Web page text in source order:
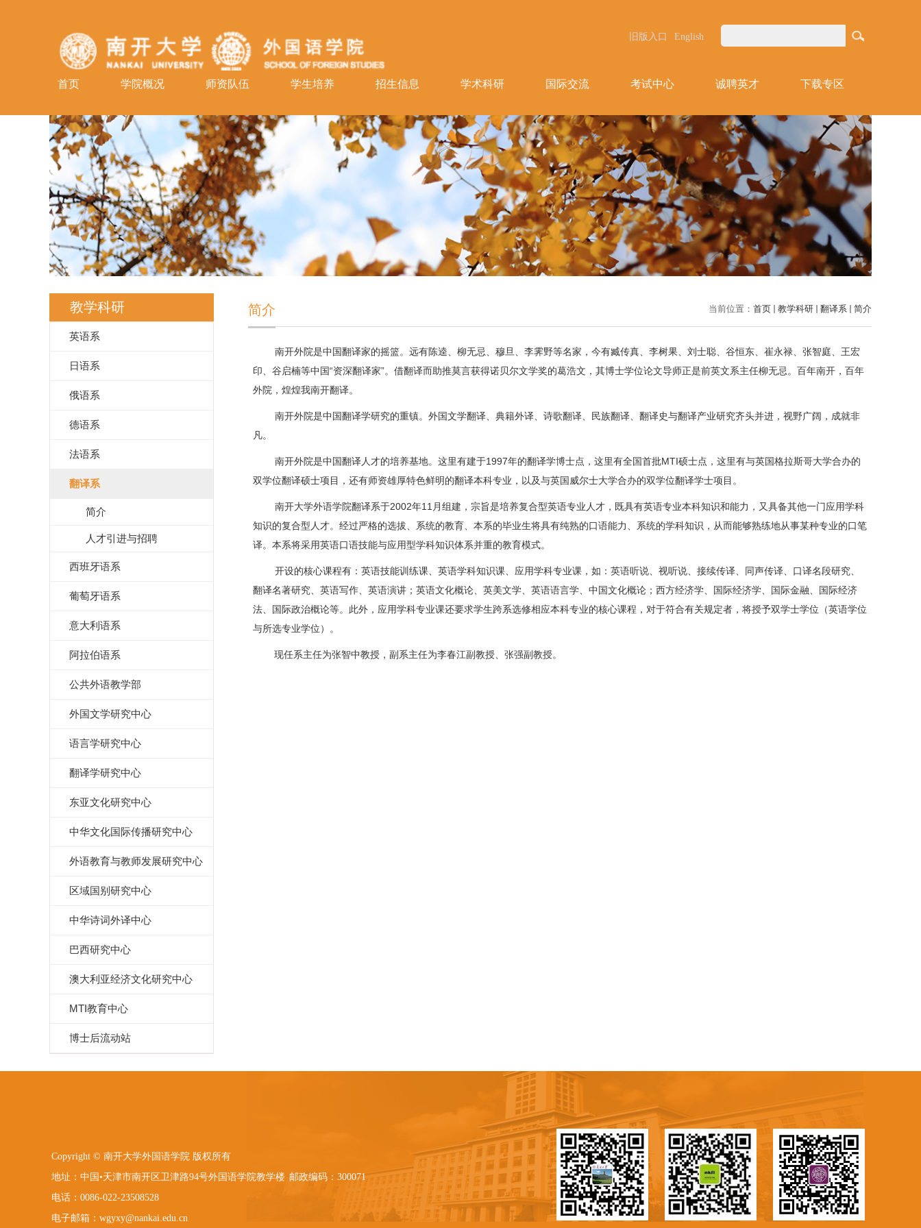
旧版入口 English
首页 学院概况 师资队伍 学生培养 招生信息 学术科研 国际交流 考试中心 诚聘英才 下载专区
教学科研
英语系
日语系
俄语系
德语系
法语系
翻译系
简介
人才引进与招聘
西班牙语系
葡萄牙语系
意大利语系
阿拉伯语系
公共外语教学部
外国文学研究中心
语言学研究中心
翻译学研究中心
东亚文化研究中心
中华文化国际传播研究中心
外语教育与教师发展研究中心
区域国别研究中心
中华诗词外译中心
巴西研究中心
澳大利亚经济文化研究中心
MTI教育中心
博士后流动站
当前位置： 首页 教学科研 翻译系 简介
简介
南开外院是中国翻译家的摇篮。远有陈逵、柳无忌、穆旦、李霁野等名家，今有臧传真、李树果、刘士聪、谷恒东、崔永禄、张智庭、王宏
印、谷启楠等中国“资深翻译家”。借翻译而助推莫言获得诺贝尔文学奖的葛浩文，其博士学位论文导师正是前英文系主任柳无忌。百年南开，百年
外院，煌煌我南开翻译。
南开外院是中国翻译学研究的重镇。外国文学翻译、典籍外译、诗歌翻译、民族翻译、翻译史与翻译产业研究齐头并进，视野广阔，成就非
凡。
南开外院是中国翻译人才的培养基地。这里有建于1997年的翻译学博士点，这里有全国首批MTI硕士点，这里有与英国格拉斯哥大学合办的
双学位翻译硕士项目，还有师资雄厚特色鲜明的翻译本科专业，以及与英国威尔士大学合办的双学位翻译学士项目。
南开大学外语学院翻译系于2002年11 月组建，宗旨是培养复合型英语专业人才，既具有英语专业本科知识和能力，又具备其他一门应用学科
知识的复合型人才。经过严格的选拔、系统的教育、本系的毕业生将具有纯熟的口语能力、系统的学科知识，从而能够熟练地从事某种专业的口笔
译。本系将采用英语口语技能与应用型学科知识体系并重的教育模式。
开设的核心课程有：英语技能训练课、英语学科知识课、应用学科专业课，如：英语听说、视听说、接续传译、同声传译、口译名段研究、
翻译名著研究、英语写作、英语演讲；英语文化概论、英美文学、英语语言学、中国文化概论；西方经济学、国际经济学、国际金融、国际经济
法、国际政治概论等。此外，应用学科专业课还要求学生跨系选修相应本科专业的核心课程，对于符合有关规定者，将授予双学士学位（英语学位
与所选专业学位）。
现任系主任为张智中教授，副系主任为李春江副教授、张强副教授。
Copyright © 南开大学外国语学院 版权所有
地址：中国•天津市南开区卫津路94号外国语学院教学楼 邮政编码：300071
电话：0086-022-23508528
电子邮箱：wgyxy@nankai.edu.cn